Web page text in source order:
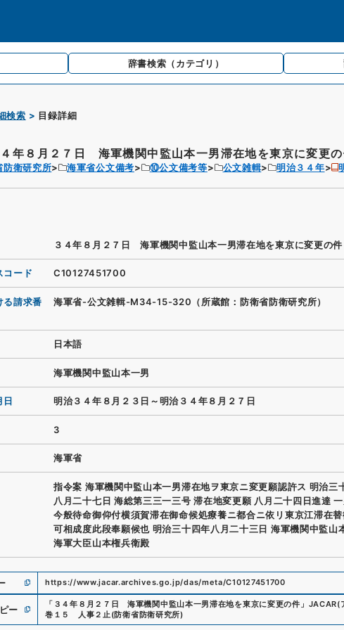
辞書検索 （カテゴリ）
検索 目録詳細
４年８月２７日 海軍機関中監山本一男滞在地を東京に変更
防衛研究所 海軍省公文備考 ⑩公文備考等 公文雑輯 明治３４年
３４年８月２７日 海軍機関中監山本一男滞在地を東京に変更の件
コード C10127451700
る請求番
海軍省-公文雑輯-M34-15-320（所蔵館：防衛省防衛研究所）
日本語
海軍機関中監山本一男
日 明治３４年８月２３日～明治３４年８月２７日
3
海軍省
指令案 海軍機関中監山本一男滞在地ヲ東京ニ変更願認許ス 明治三
八月二十七日 海総第三三一三号 滞在地変更願 八月二十四日進達
今般待命御仰付横須賀滞在御命候処療養ニ都合ニ依リ東京江滞在
可相成度此段奉願候也 明治三十四年八月二十三日 海軍機関中監山
海軍大臣山本権兵衛殿
https://www.jacar.archives.go.jp/das/meta/C10127451700
ー 「 ３４年８月２７日 海軍機関中監山本一男滞在地を東京に変更の件 」 JACAR(
巻１５ 人事２止 (防衛省防衛研究所)